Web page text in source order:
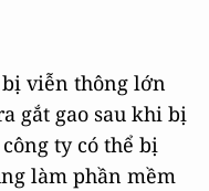
viễn thông lớn
gắt gao sau khi bị
ty có thể bị
làm phần mềm